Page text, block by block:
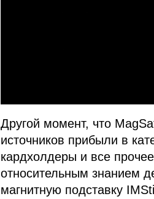
Другой момент, что
источников прибыли в
кардхолдеры и все
относительным знанием
магнитную подставку